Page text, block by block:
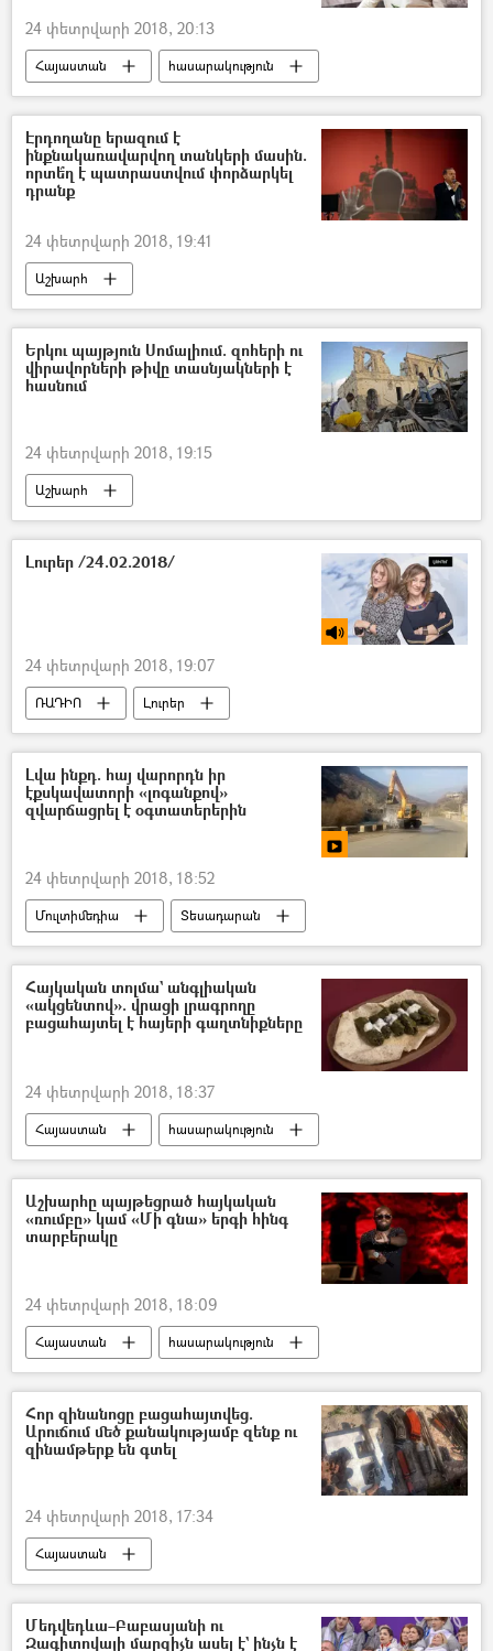
24 փետրվարի 2018, 20:13
Հայաստան հասարակություն
Էրդողանը երազում է
ինքնակառավարվող տանկերի մասին.
որտե՞ղ է պատրաստվում փորձարկել
դրանք
24 փետրվարի 2018, 19:41
Աշխարհ
Երկու պայթյուն Սոմալիում. զոհերի ու
վիրավորների թիվը տասնյակների է
հասնում
24 փետրվարի 2018, 19:15
Աշխարհ
Լուրեր /24.02.2018/
24 փետրվարի 2018, 19:07
ՌԱԴԻՈ Լուրեր
Լվա ինքդ. հայ վարորդն իր
էքսկավատորի «լոգանքով»
զվարճացրել է օգտատերերին
24 փետրվարի 2018, 18:52
Մուլտիմեդիա Տեսադարան
Հայկական տոլմա` անգլիական
«ակցենտով». վրացի լրագրողը
բացահայտել է հայերի գաղտնիքները
24 փետրվարի 2018, 18:37
Հայաստան հասարակություն
Աշխարհը պայթեցրած հայկական
«ռումբը» կամ «Մի գնա» երգի հինգ
տարբերակը
24 փետրվարի 2018, 18:09
Հայաստան հասարակություն
Հոր զինանոցը բացահայտվեց.
Արուճում մեծ քանակությամբ զենք ու
զինամթերք են գտել
24 փետրվարի 2018, 17:34
Հայաստան
Մեդվեդևա–Բաբասյանի ու
Զագիտովայի մարզիչն ասել է` ինչն է